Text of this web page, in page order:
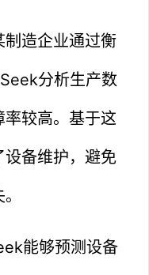
制造企业通过衡
分析生产数
较高。基于这
备维护，避免
能够预测设备